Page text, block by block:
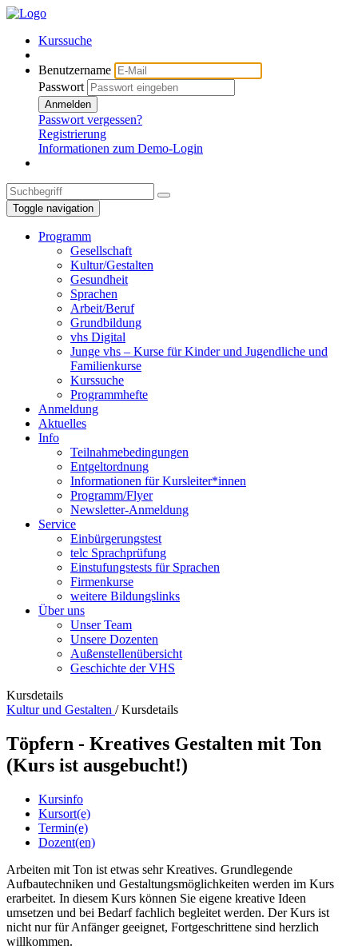
Kurssuche
Benutzername
Passwort
Anmelden
Passwort vergessen?
Registrierung
Informationen zum Demo-Login
Toggle navigation
Programm
Gesellschaft
Kultur/Gestalten
Gesundheit
Sprachen
Arbeit/Beruf
Grundbildung
vhs Digital
Junge vhs – Kurse für Kinder und Jugendliche und
Familienkurse
Kurssuche
Programmhefte
Anmeldung
Aktuelles
Info
Teilnahmebedingungen
Entgeltordnung
Informationen für Kursleiter*innen
Programm/Flyer
Newsletter-Anmeldung
Service
Einbürgerungstest
telc Sprachprüfung
Einstufungstests für Sprachen
Firmenkurse
weitere Bildungslinks
Über uns
Unser Team
Unsere Dozenten
Außenstellenübersicht
Geschichte der VHS
Kursdetails
Kultur und Gestalten /Kursdetails
Töpfern - Kreatives Gestalten mit Ton
(Kurs ist ausgebucht!)
Kursinfo
Kursort(e)
Termin(e)
Dozent(en)
Arbeiten mit Ton ist etwas sehr Kreatives. Grundlegende
Aufbautechniken und Gestaltungsmöglichkeiten werden im Kurs
erarbeitet. In diesem Kurs können Sie eigene kreative Ideen
umsetzen und bei Bedarf fachlich begleitet werden. Der Kurs ist
nicht nur für Anfänger geeignet, Fortgeschrittene sind herzlich
willkommen.